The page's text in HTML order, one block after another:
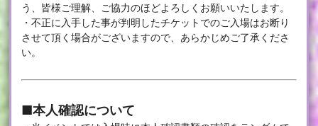
う、皆様ご理解、ご協力のほどよろしくお願いいたします。
・不正に入手した事が判明したチケットでのご入場はお断り
させて頂く場合がございますので、あらかじめご了承くださ
い。
■本人確認について